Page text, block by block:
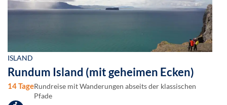
ISLAND
Rundum Island (mit geheimen Ecken)
14 TageRundreise mit Wanderungen abseits der klassischen
Pfade